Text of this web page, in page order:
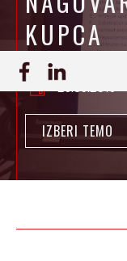
KUPCA
23.03.2016
IZBERI TEMO